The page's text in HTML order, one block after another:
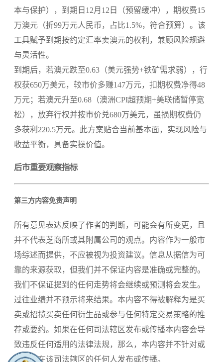
本与保护），到期日12月12日（预留缓冲），期权费15
万澳元（折99万元人民币，占比1.5%，符合预算）。该
工具赋予到期按约定汇率卖澳元的权利，兼顾风险规避
与灵活性。​
到期后，若澳元跌至0.63（美元强势+铁矿需求弱），行
权获650万美元，较市价多赚147万元，扣期权费净得48
万元；若澳元升至0.68（澳洲CPI超预期+美联储暂停宽
松），放弃行权并按市价兑680万美元，虽损期权费仍
多获利220.5万元。此方案贴合当前基本面，实现风险与
收益平衡，具备实操价值。
后市重要观察指标
第三方内容免责声明
所有意见表达反映了作者的判断，可能会有所变更，且
并不代表芝商所或其附属公司的观点。内容作为一般市
场综述而提供，不应被视为投资建议。信息从据信为可
靠的来源获取，但我们并不保证内容是准确或完整的。
我们不保证提到的任何走势将会继续或预测将会发生。
过往业绩并不预示将来结果。本内容不得被解释为是买
卖或招揽买卖任何衍生品或参与任何特定交易策略的推
荐或要约。如果在任何司法辖区发布或传播本内容会导
致违反任何适用的法律法规，那么，本内容并不针对或
意图向在该司法辖区的任何人发布或传播。